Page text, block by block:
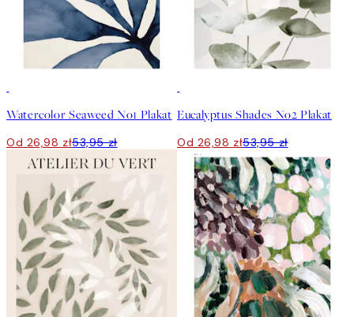
Watercolor Seaweed No1 Plakat
Od 26,98 zł53,95 zł
Eucalyptus Shades No2 Plakat
Od 26,98 zł53,95 zł